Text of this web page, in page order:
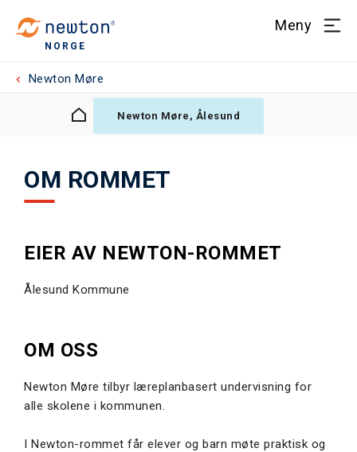
NORGE
Meny
Newton Møre
Newton Møre, Ålesund
OM ROMMET
EIER AV NEWTON-ROMMET
Ålesund Kommune
OM OSS
Newton Møre tilbyr læreplanbasert undervisning for
alle skolene i kommunen.
I Newton-rommet får elever og barn møte praktisk og